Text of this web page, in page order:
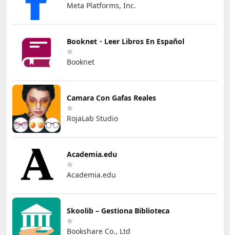
Meta Platforms, Inc.
Booknet・Leer Libros En Español
Booknet
Camara Con Gafas Reales
RojaLab Studio
Academia.edu
Academia.edu
Skoolib – Gestiona Biblioteca
Bookshare Co., Ltd